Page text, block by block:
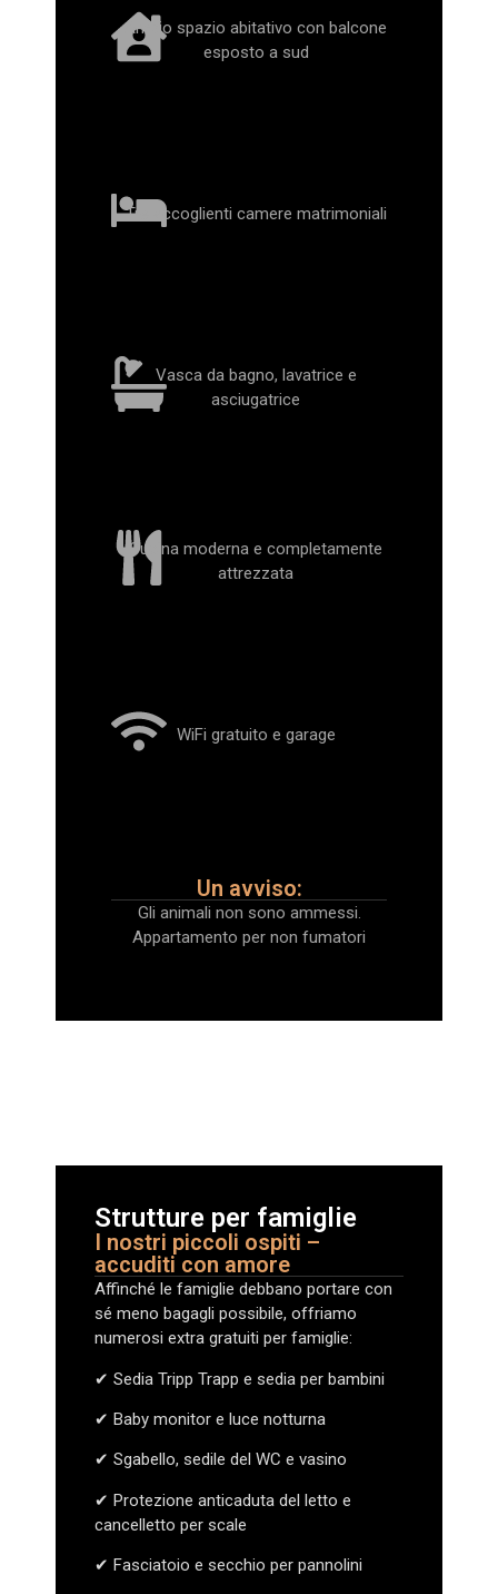
Ampio spazio abitativo con balcone
esposto a sud
Tre accoglienti camere matrimoniali
Vasca da bagno, lavatrice e
asciugatrice
Cucina moderna e completamente
attrezzata
WiFi gratuito e garage
Un avviso:
Gli animali non sono ammessi.
Appartamento per non fumatori
Strutture per famiglie
I nostri piccoli ospiti –
accuditi con amore
Affinché le famiglie debbano portare con
sé meno bagagli possibile, offriamo
numerosi extra gratuiti per famiglie:
✔ Sedia Tripp Trapp e sedia per bambini
✔ Baby monitor e luce notturna
✔ Sgabello, sedile del WC e vasino
✔ Protezione anticaduta del letto e
cancelletto per scale
✔ Fasciatoio e secchio per pannolini